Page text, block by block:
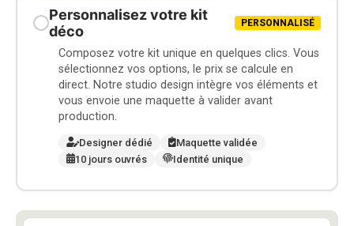
Personnalisez votre kit
déco
PERSONNALISÉ
Composez votre kit unique en quelques clics. Vous
sélectionnez vos options, le prix se calcule en
direct. Notre studio design intègre vos éléments et
vous envoie une maquette à valider avant
production.
Designer dédié
Maquette validée
10 jours ouvrés
Identité unique